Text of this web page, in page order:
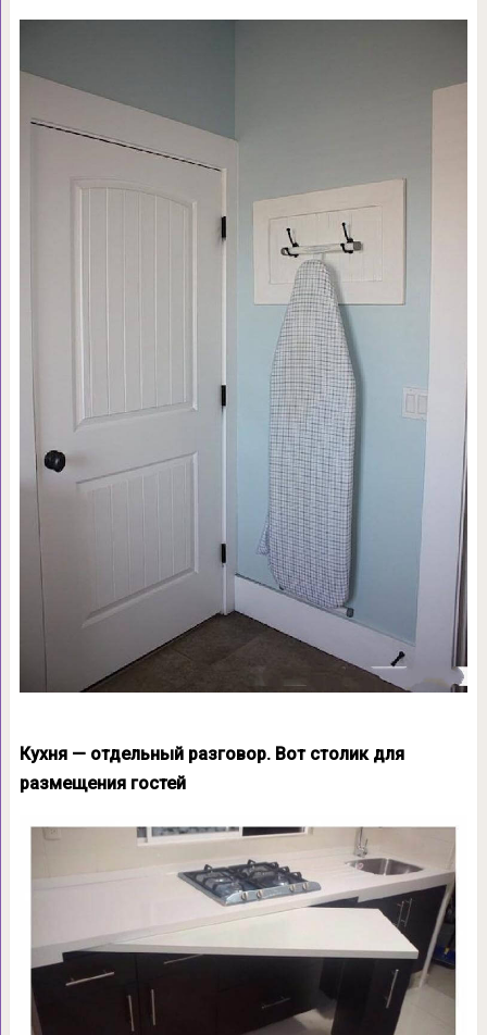
Кухня — отдельный разговор. Вот столик для
размещения гостей